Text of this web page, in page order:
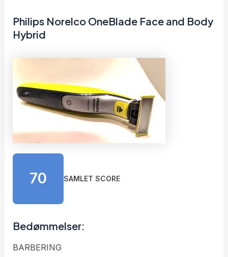
Philips Norelco OneBlade Face and Body
Hybrid
70 SAMLET SCORE
Bedømmelser:
BARBERING